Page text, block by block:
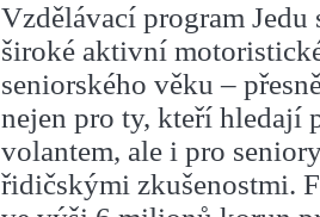
Vzdělávací program Jedu
široké aktivní
seniorského věku –
nejen pro ty, kteří hledají
volantem, ale i pro
řidičskými zkušenostmi.